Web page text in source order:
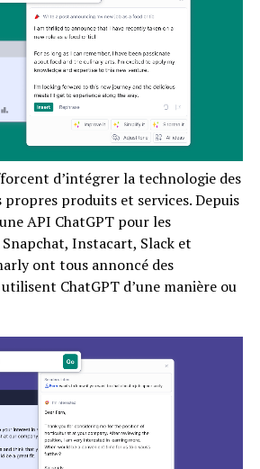
d’intégrer la technologie des
produits et services. Depuis
API ChatGPT pour les
Instacart, Slack et
ont tous annoncé des
ChatGPT d’une manière ou